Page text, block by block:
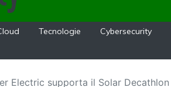
Tecnologie Cybersecurity
Electric supporta il Solar Decathlon